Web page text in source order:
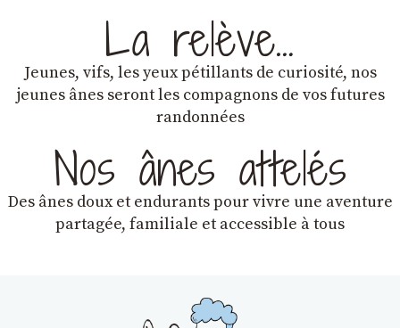
La relève…
Jeunes, vifs, les yeux pétillants de curiosité, nos
jeunes ânes seront les compagnons de vos futures
randonnées
Nos ânes attelés
Des ânes doux et endurantspour vivre une aventure
partagée, familiale et accessible à tous